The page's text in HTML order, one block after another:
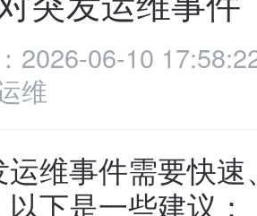
2026-06-10
维
运维事件需要快
下是一些建议：